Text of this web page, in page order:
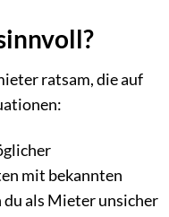
ratsam, die auf
mit bekannten
du als Mieter unsicher